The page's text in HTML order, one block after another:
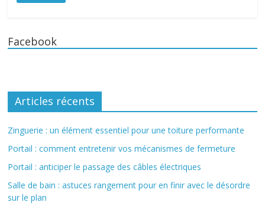
Facebook
Articles récents
Zinguerie : un élément essentiel pour une toiture performante
Portail : comment entretenir vos mécanismes de fermeture
Portail : anticiper le passage des câbles électriques
Salle de bain : astuces rangement pour en finir avec le désordre
sur le plan